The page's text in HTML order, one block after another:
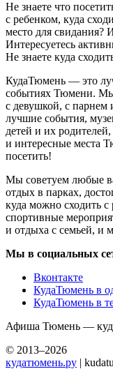
Не знаете что
с ребенком, куда
место для свидания?
Интересуетесь
Не знаете куда
КудаТюмень — это
событиях Тюмени. Мы
с девушкой, с парнем
лучшие события,
детей и их
и интересные места
посетить!
Мы советуем любые
отдых в парках,
куда можно сходить
спортивные
и отдыха с семьей, и
Мы в социальных
Вконтакте
КудаТюмень в
КудаТюмень в
Афиша Тюмень —
© 2013–2026
кудатюмень.ру |